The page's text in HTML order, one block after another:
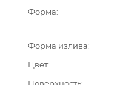
Форма
Форма излива
Цвет